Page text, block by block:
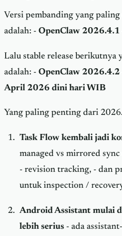
Versi pembanding yang
adalah: - OpenClaw 2026.4.1
Lalu stable release berikutnya
adalah: - OpenClaw 2026.4.2
April 2026 dini hari WIB
Yang paling penting dari
Task Flow kembali jadi
managed vs mirrored
- revision tracking, - dan
untuk inspection /
Android Assistant mulai
lebih serius- ada